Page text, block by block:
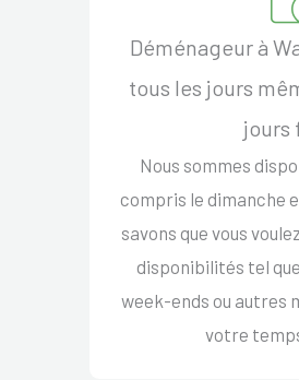
Déménageur à
tous les jours
jours
Nous sommes
compris le dimanche
savons que vous
disponibilités tel
week-ends ou autres
votre